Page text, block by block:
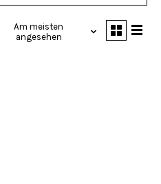
Am meisten
angesehen